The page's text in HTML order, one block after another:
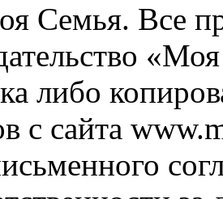
Семья. Все
либо
с сайта